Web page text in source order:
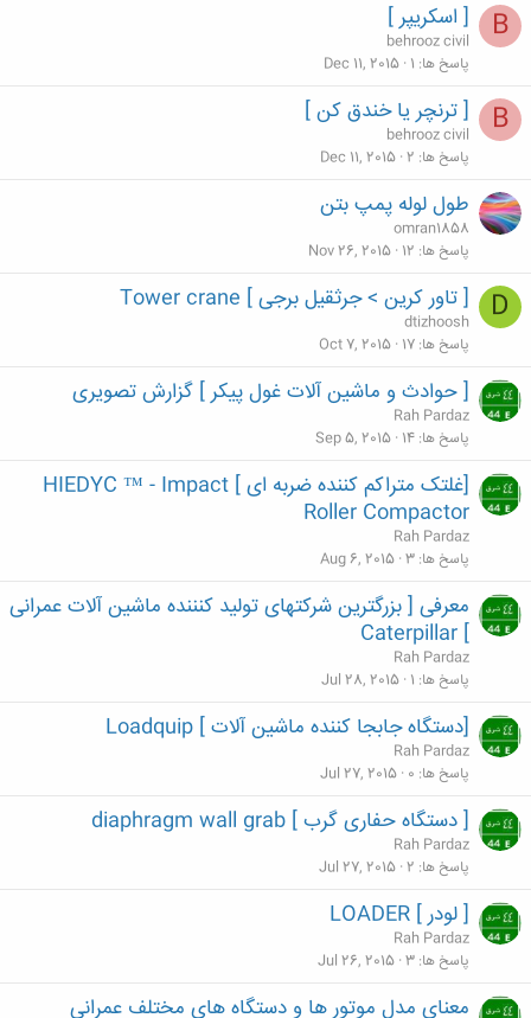
B [ اسکریپر ]
behrooz civil
پاسخ ها 1
Dec 11, 2015
B [ ترنچر یا خندق کن ]
behrooz civil
پاسخ ها 2
Dec 11, 2015
طول لوله پمپ بتن
omran1858
پاسخ ها 12
Nov 26, 2015
D [ تاور کرین > جرثقیل برجی ] Tower crane
dtizhoosh
پاسخ ها 17
Oct 7, 2015
[ حوادث و ماشین آلات غول پیکر ] گزارش تصویری
Rah Pardaz
پاسخ ها 14
Sep 5, 2015
[غلتک متراکم کننده ضربه ای ] HIEDYC ™ - Impact
Roller Compactor
Rah Pardaz
پاسخ ها 3
Aug 6, 2015
معرفی [ بزرگترین شرکتهای تولید کنننده ماشین آلات عمرانی
] Caterpillar
Rah Pardaz
پاسخ ها 1
Jul 28, 2015
[دستگاه جابجا کننده ماشین آلات ] Loadquip
Rah Pardaz
پاسخ ها 0
Jul 27, 2015
[ دستگاه حفاری گرب ] diaphragm wall grab
Rah Pardaz
پاسخ ها 2
Jul 27, 2015
[ لودر ] LOADER
Rah Pardaz
پاسخ ها 3
Jul 26, 2015
معنای مدل موتور ها و دستگاه های مختلف عمرانی